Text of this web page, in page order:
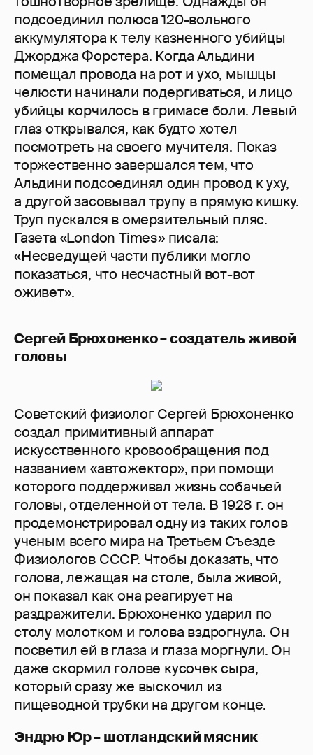
подсоединил полюса 120-вольного
аккумулятора к телу казненного убийцы
Джорджа Форстера. Когда Альдини
помещал провода на рот и ухо, мышцы
челюсти начинали подергиваться, и лицо
убийцы корчилось в гримасе боли. Левый
глаз открывался, как будто хотел
посмотреть на своего мучителя. Показ
торжественно завершался тем, что
Альдини подсоединял один провод к уху,
а другой засовывал трупу в прямую кишку.
Труп пускался в омерзительный пляс.
Газета «London Times» писала:
«Несведущей части публики могло
показаться, что несчастный вот-вот
оживет».
Сергей Брюхоненко – создатель живой
головы
Советский физиолог Сергей Брюхоненко
создал примитивный аппарат
искусственного кровообращения под
названием «автожектор», при помощи
которого поддерживал жизнь собачьей
головы, отделенной от тела. В 1928 г. он
продемонстрировал одну из таких голов
ученым всего мира на Третьем Съезде
Физиологов СССР. Чтобы доказать, что
голова, лежащая на столе, была живой,
он показал как она реагирует на
раздражители. Брюхоненко ударил по
столу молотком и голова вздрогнула. Он
посветил ей в глаза и глаза моргнули. Он
даже скормил голове кусочек сыра,
который сразу же выскочил из
пищеводной трубки на другом конце.
Эндрю Юр – шотландский мясник